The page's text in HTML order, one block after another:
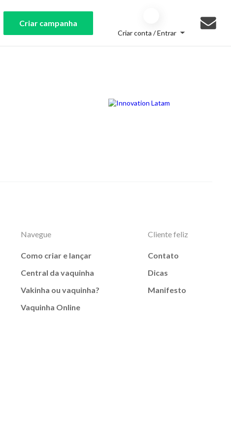
Criar campanha
Criar conta / Entrar
Navegue
Como criar e lançar
Central da vaquinha
Vakinha ou vaquinha?
Vaquinha Online
Cliente feliz
Contato
Dicas
Manifesto